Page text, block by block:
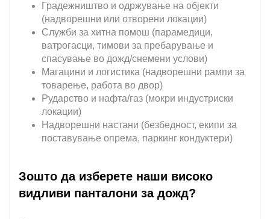
Градежништво и одржување на објекти
(надворешни или отворени локации)
Служби за хитна помош (парамедици,
ватрогасци, тимови за пребарување и
спасување во дожд/снемени услови)
Магацини и логистика (надворешни рампи за
товарење, работа во двор)
Рударство и нафта/газ (мокри индустриски
локации)
Надворешни настани (безбедност, екипи за
поставување опрема, паркинг кондуктери)
Зошто да изберете наши високо
видливи панталони за дожд?